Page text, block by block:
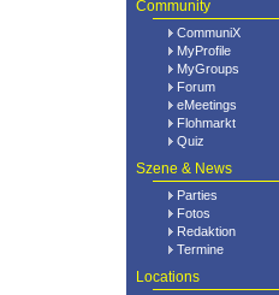
Community
CommuniX
MyProfile
MyGroups
Forum
eMeetings
Flohmarkt
Quiz
Szene & News
Parties
Fotos
Redaktion
Termine
Locations